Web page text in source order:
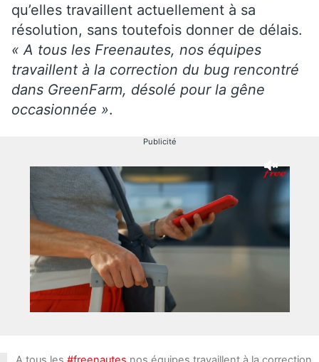
qu’elles travaillent actuellement à sa
résolution, sans toutefois donner de délais.
« A tous les Freenautes, nos équipes
travaillent à la correction du bug rencontré
dans GreenFarm, désolé pour la gêne
occasionnée ».
Publicité